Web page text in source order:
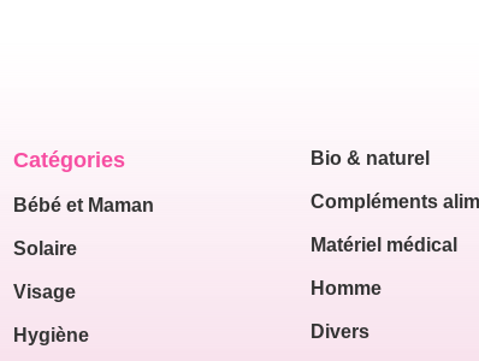
Catégories
Bébé et Maman
Solaire
Visage
Hygiène
Bio & naturel
Compléments
Matériel médical
Homme
Divers